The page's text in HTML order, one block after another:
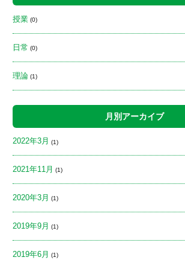
授業(0)
日常 (0)
理論(1)
月別アーカイブ
2022年3月 (1)
2021年11月 (1)
2020年3月 (1)
2019年9月 (1)
2019年6月 (1)